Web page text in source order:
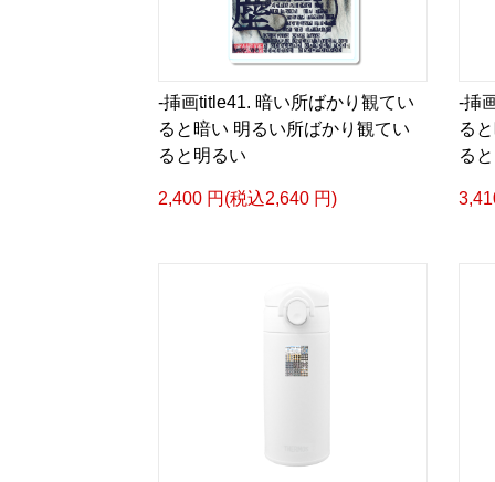
-挿画title41. 暗い所ばかり観てい
ると暗い 明るい所ばかり観てい
ると明るい
2,400 円(税込2,640 円)
-挿
る
る